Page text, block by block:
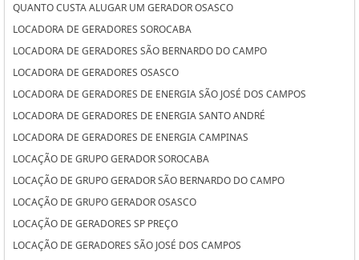
QUANTO CUSTA ALUGAR UM GERADOR OSASCO
LOCADORA DE GERADORES SOROCABA
LOCADORA DE GERADORES SÃO BERNARDO DO CAMPO
LOCADORA DE GERADORES OSASCO
LOCADORA DE GERADORES DE ENERGIA SÃO JOSÉ DOS CAMPOS
LOCADORA DE GERADORES DE ENERGIA SANTO ANDRÉ
LOCADORA DE GERADORES DE ENERGIA CAMPINAS
LOCAÇÃO DE GRUPO GERADOR SOROCABA
LOCAÇÃO DE GRUPO GERADOR SÃO BERNARDO DO CAMPO
LOCAÇÃO DE GRUPO GERADOR OSASCO
LOCAÇÃO DE GERADORES SP PREÇO
LOCAÇÃO DE GERADORES SÃO JOSÉ DOS CAMPOS